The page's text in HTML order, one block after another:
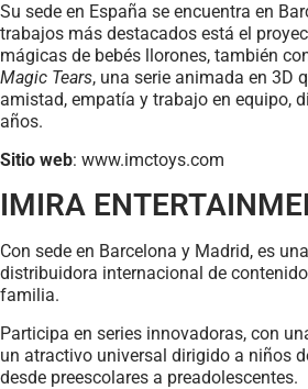
Su sede en España se encuentra en
trabajos más destacados está el
mágicas de bebés llorones, también
Magic Tears, una serie animada en 3D
amistad, empatía y trabajo en equipo,
años.
Sitio web: www.imctoys.com
IMIRA
Con sede en Barcelona y Madrid, es
distribuidora internacional de
familia.
Participa en series innovadoras, con
un atractivo universal dirigido a niños
desde preescolares a preadolescentes.